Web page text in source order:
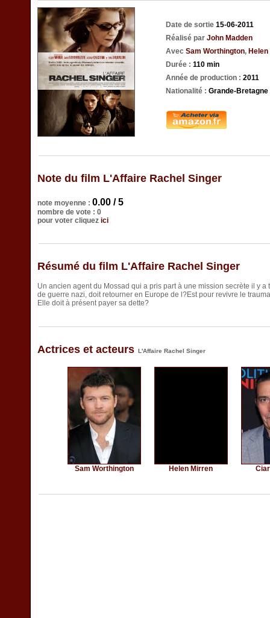
Date de sortie 15-06-2011
Réalisé par John Madden
Avec Sam Worthington, Helen
Durée : 110 min
Année de production : 2011
Nationalité : Grande-Bretagne
Note du film L'Affaire Rachel Singer
note moyenne : 0.00 / 5
nombre de vote : 0
pour voter cliquez ici
Résumé du film L'Affaire Rachel Singer
Un ancien agent du Mossad qui a pris part à une mission secrète il y
de guerre nazi, doit retourner en Europe de l?Est pour revivre le
Elle doit à présent payer sa dette?
Actrices et acteurs L'Affaire Rachel Singer
Sam Worthington Helen Mirren